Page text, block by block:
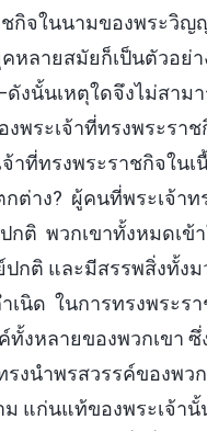
ชกิจในนามของพระวิ
หลายสมัยก็เป็นตัวอย่า
งนั้นเหตุใดจึงไม่สาม
พระเจ้าที่ทรงพระราช
าที่ทรงพระราชกิจในเ
ต่าง? ผู้คนที่พระเจ้าท
ติ พวกเขาทั้งหมดเข้
กติ และมีสรรพสิ่งทั้งม
นิด ในการทรงพระร
งหลายของพวกเขา ซึ่
งนำพรสวรรค์ของพว
ม แก่นแท้ของพระเจ้านั้